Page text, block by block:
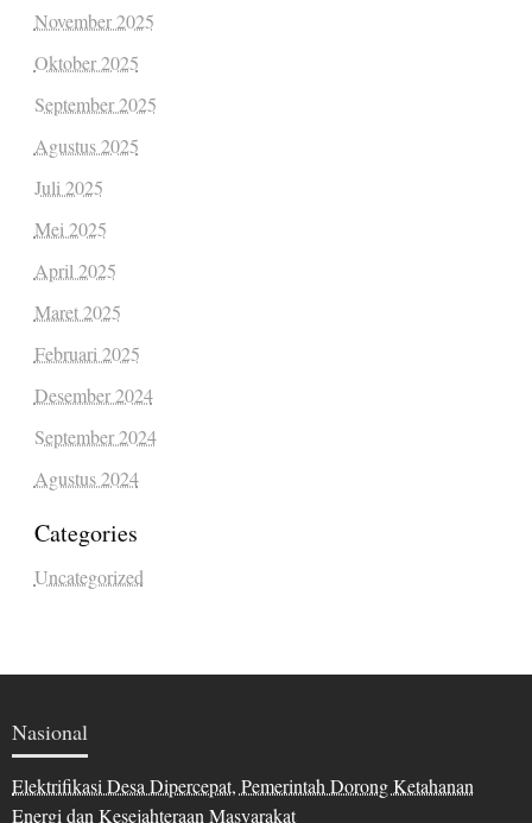
November 2025
Oktober 2025
September 2025
Agustus 2025
Juli 2025
Mei 2025
April 2025
Maret 2025
Februari 2025
Desember 2024
September 2024
Agustus 2024
Categories
Uncategorized
Nasional
Elektrifikasi Desa Dipercepat, Pemerintah Dorong Ketahanan
Energi dan Kesejahteraan Masyarakat